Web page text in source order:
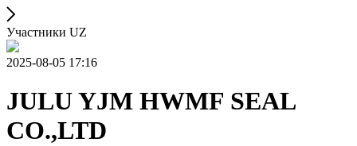
Участники UZ
2025-08-05 17:16
JULU YJM HWMF SEAL
CO.,LTD